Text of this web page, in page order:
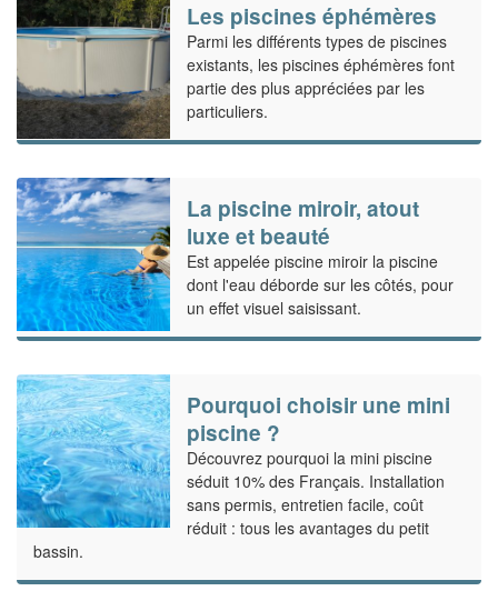
Les piscines éphémères
Parmi les différents types de piscines
existants, les piscines éphémères font
partie des plus appréciées par les
particuliers.
La piscine miroir, atout
luxe et beauté
Est appelée piscine miroir la piscine
dont l'eau déborde sur les côtés, pour
un effet visuel saisissant.
Pourquoi choisir une mini
piscine ?
Découvrez pourquoi la mini piscine
séduit 10% des Français. Installation
sans permis, entretien facile, coût
réduit : tous les avantages du petit
bassin.